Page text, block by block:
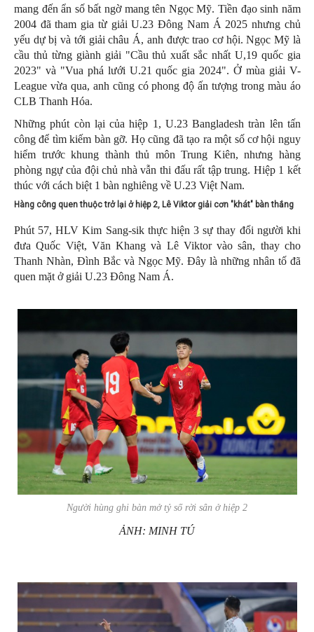
mang đến ẩn số bất ngờ mang tên Ngọc Mỹ. Tiền đạo sinh năm
2004 đã tham gia từ giải U.23 Đông Nam Á 2025 nhưng chủ
yếu dự bị và tới giải châu Á, anh được trao cơ hội. Ngọc Mỹ là
cầu thủ từng giành giải "Cầu thủ xuất sắc nhất U,19 quốc gia
2023" và "Vua phá lưới U.21 quốc gia 2024". Ở mùa giải V-
League vừa qua, anh cũng có phong độ ấn tượng trong màu áo
CLB Thanh Hóa.
Những phút còn lại của hiệp 1, U.23 Bangladesh tràn lên tấn
công để tìm kiếm bàn gỡ. Họ cũng đã tạo ra một số cơ hội nguy
hiểm trước khung thành thủ môn Trung Kiên, nhưng hàng
phòng ngự của đội chủ nhà vẫn thi đấu rất tập trung. Hiệp 1 kết
thúc với cách biệt 1 bàn nghiêng về U.23 Việt Nam.
Hàng công quen thuộc trở lại ở hiệp 2, Lê Viktor giải cơn "khát" bàn thắng
Phút 57, HLV Kim Sang-sik thực hiện 3 sự thay đổi người khi
đưa Quốc Việt, Văn Khang và Lê Viktor vào sân, thay cho
Thanh Nhàn, Đình Bắc và Ngọc Mỹ. Đây là những nhân tố đã
quen mặt ở giải U.23 Đông Nam Á.
Người hùng ghi bàn mở tỷ số rời sân ở hiệp 2
ẢNH: MINH TÚ